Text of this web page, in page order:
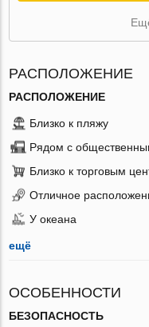
РАСПОЛОЖЕНИЕ
РАСПОЛОЖЕНИЕ
Близко к пляжу
Рядом с
Близко к торговым
Отличное
У океана
ещё
ОСОБЕННОСТИ
БЕЗОПАСНОСТЬ